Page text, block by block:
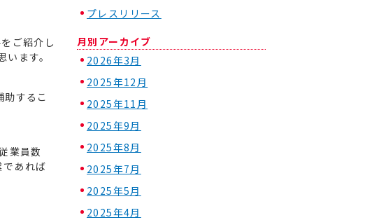
ご紹介し
ます。
するこ
業員数
であれば
プレスリリース
月別アーカイブ
2026年3月
2025年12月
2025年11月
2025年9月
2025年8月
2025年7月
2025年5月
2025年4月